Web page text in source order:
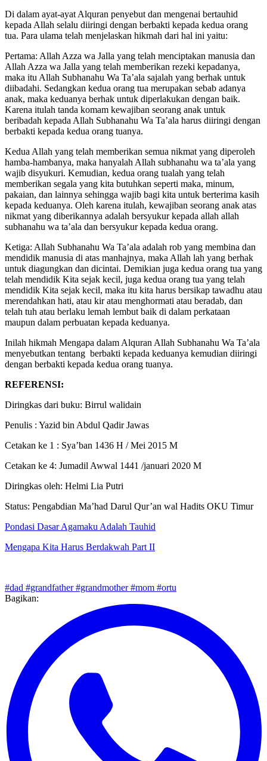
Di dalam ayat-ayat Alquran penyebut dan mengenai bertauhid
kepada Allah selalu diiringi dengan berbakti kepada kedua orang
tua. Para ulama telah menjelaskan hikmah dari hal ini yaitu:
Pertama: Allah Azza wa Jalla yang telah menciptakan manusia dan
Allah Azza wa Jalla yang telah memberikan rezeki kepadanya,
maka itu Allah Subhanahu Wa Ta’ala sajalah yang berhak untuk
diibadahi. Sedangkan kedua orang tua merupakan sebab adanya
anak, maka keduanya berhak untuk diperlakukan dengan baik.
Karena itulah tanda komam kewajiban seorang anak untuk
beribadah kepada Allah Subhanahu Wa Ta’ala harus diiringi dengan
berbakti kepada kedua orang tuanya.
Kedua Allah yang telah memberikan semua nikmat yang diperoleh
hamba-hambanya, maka hanyalah Allah subhanahu wa ta’ala yang
wajib disyukuri. Kemudian, kedua orang tualah yang telah
memberikan segala yang kita butuhkan seperti maka, minum,
pakaian, dan lainnya sehingga wajib bagi kita untuk berterima kasih
kepada keduanya. Oleh karena itulah, kewajiban seorang anak atas
nikmat yang diberikannya adalah bersyukur kepada allah allah
subhanahu wa ta’ala dan bersyukur kepada kedua orang.
Ketiga: Allah Subhanahu Wa Ta’ala adalah rob yang membina dan
mendidik manusia di atas manhajnya, maka Allah lah yang berhak
untuk diagungkan dan dicintai. Demikian juga kedua orang tua yang
telah mendidik Kita sejak kecil, juga kedua orang tua yang telah
mendidik Kita sejak kecil, maka itu kita harus bersikap tawadhu atau
merendahkan hati, atau kir atau menghormati atau beradab, dan
telah tuh atau berlaku lemah lembut baik di dalam perkataan
maupun dalam perbuatan kepada keduanya.
Inilah hikmah Mengapa dalam Alquran Allah Subhanahu Wa Ta’ala
menyebutkan tentang berbakti kepada keduanya kemudian diiringi
dengan berbakti kepada kedua orang tuanya.
REFERENSI:
Diringkas dari buku: Birrul walidain
Penulis : Yazid bin Abdul Qadir Jawas
Cetakan ke 1 : Sya’ban 1436 H / Mei 2015 M
Cetakan ke 4: Jumadil Awwal 1441 /januari 2020 M
Diringkas oleh: Helmi Lia Putri
Status: Pengabdian Ma’had Darul Qur’an wal Hadits OKU Timur
Pondasi Dasar Agamaku Adalah Tauhid
Mengapa Kita Harus Berdakwah Part II
#dad #grandfather#grandmother#mom #ortu
Bagikan: